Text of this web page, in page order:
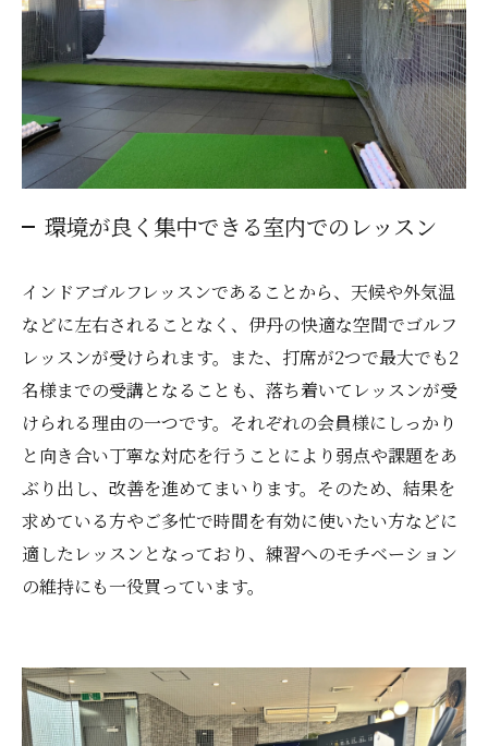
環境が良く集中できる室内でのレッスン
インドアゴルフレッスンであることから、天候や外気温
などに左右されることなく、伊丹の快適な空間でゴルフ
レッスンが受けられます。また、打席が2つで最大でも2
名様までの受講となることも、落ち着いてレッスンが受
けられる理由の一つです。それぞれの会員様にしっかり
と向き合い丁寧な対応を行うことにより弱点や課題をあ
ぶり出し、改善を進めてまいります。そのため、結果を
求めている方やご多忙で時間を有効に使いたい方などに
適したレッスンとなっており、練習へのモチベーション
の維持にも一役買っています。